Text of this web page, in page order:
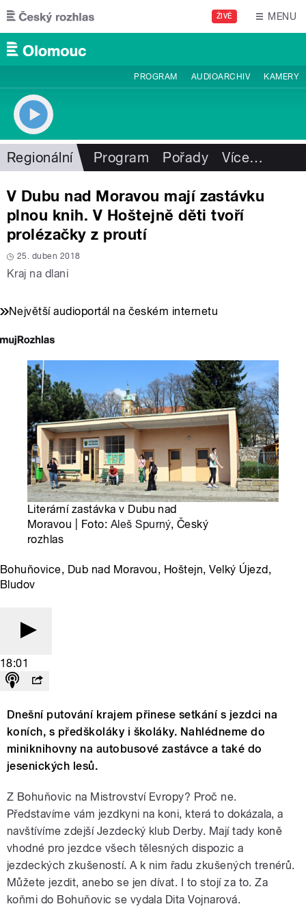
Přejít k hlavnímu obsahu
ŽIVĚ MENU
PROGRAM AUDIOARCHIV KAMERY
Regionální Program Pořady Více…
V Dubu nad Moravou mají zastávku
plnou knih. V Hoštejně děti tvoří
prolézačky z proutí
25. duben 2018
Kraj na dlani
Největší audioportál na českém internetu
Literární zastávka v Dubu nad
Moravou | Foto: Aleš Spurný, Český
rozhlas
Bohuňovice, Dub nad Moravou, Hoštejn, Velký Újezd,
Bludov
18:01
Dnešní putování krajem přinese setkání s jezdci na
koních, s předškoláky i školáky. Nahlédneme do
miniknihovny na autobusové zastávce a také do
jesenických lesů.
Z Bohuňovic na Mistrovství Evropy? Proč ne.
Představíme vám jezdkyni na koni, která to dokázala, a
navštívíme zdejší Jezdecký klub Derby. Mají tady koně
vhodné pro jezdce všech tělesných dispozic a
jezdeckých zkušeností. A k nim řadu zkušených trenérů.
Můžete jezdit, anebo se jen dívat. I to stojí za to. Za
koňmi do Bohuňovic se vydala Dita Vojnarová.